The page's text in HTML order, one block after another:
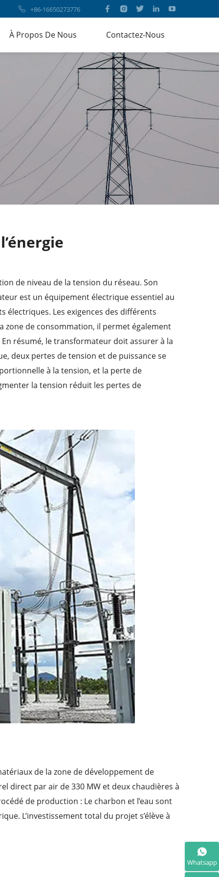
+86-16650273776
À Propos De Nous Contactez-Nous
de niveau de la tension du réseau. Son
est un équipement électrique essentiel au
Les exigences des différents
zone de consommation, il permet également
résumé, le transformateur doit assurer à la
deux pertes de tension et de puissance se
à la tension, et la perte de
la tension réduit les pertes de
de la zone de développement de
direct par air de 330 MW et deux chaudières à
de production : Le charbon et l’eau sont
L’investissement total du projet s’élève à
Whatsapp